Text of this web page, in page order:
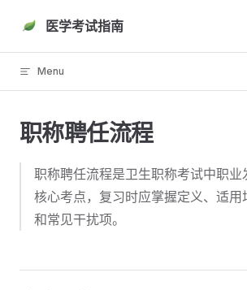
Skip to content
医学考试指南
Menu
职称聘任流程
职称聘任流程是卫生职称考试中职业
核心考点，复习时应掌握定义、适用
和常见干扰项。